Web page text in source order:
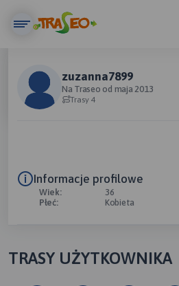
zuzanna7899
Na Traseo od maja 2013
Trasy 4
Informacje profilowe
Wiek:
36
Płeć:
Kobieta
TRASY UŻYTKOWNIKA